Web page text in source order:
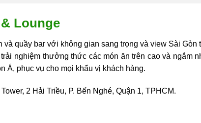
Lounge
và quầy bar với không gian sang trọng và view Sài
nghiệm thưởng thức các món ăn trên cao và ngắm
Á, phục vụ cho mọi khẩu vị khách hàng.
2 Hải Triều, P. Bến Nghé, Quận 1, TPHCM.